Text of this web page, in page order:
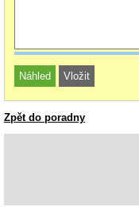
Zpět do poradny